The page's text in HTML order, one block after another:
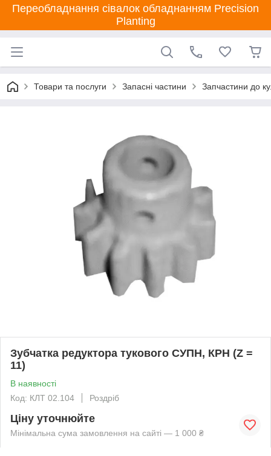
Переобладнання сівалок обладнанням Precision
Planting
Товари та послуги Запасні частини Запчастини до
Зубчатка редуктора тукового СУПН, КРН (Z =
11)
В наявності
Код: КЛТ 02.104
Роздріб
Ціну уточнюйте
Мінімальна сума замовлення на сайті — 1 000 ₴